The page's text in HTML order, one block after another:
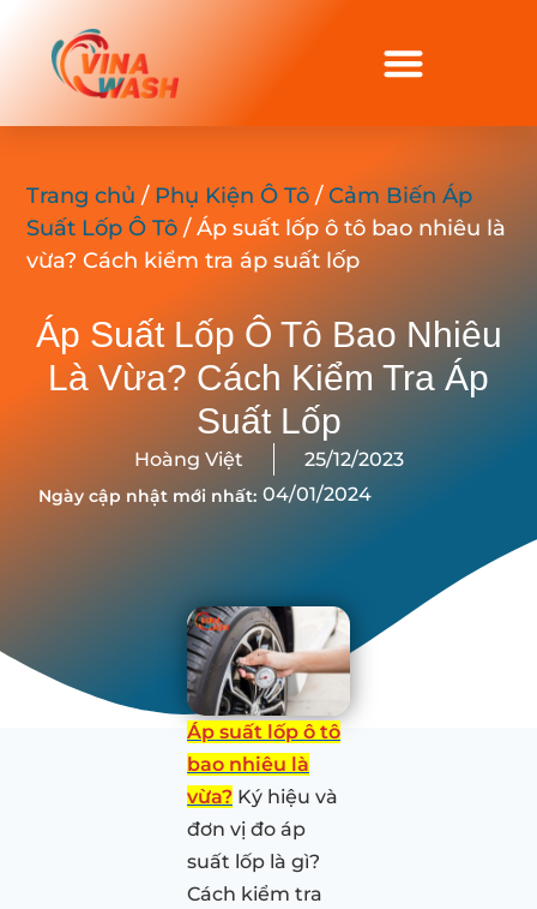
Trang chủ / Phụ Kiện Ô Tô /Cảm Biến Áp
Suất Lốp Ô Tô / Áp suất lốp ô tô bao nhiêu là
vừa? Cách kiểm tra áp suất lốp
Áp Suất Lốp Ô Tô Bao Nhiêu
Là Vừa? Cách Kiểm Tra Áp
Suất Lốp
Hoàng Việt 25/12/2023
Ngày cập nhật mới nhất: 04/01/2024
Áp suất lốp ô tô
bao nhiêu là
vừa? Ký hiệu và
đơn vị đo áp
suất lốp là gì?
Cách kiểm tra